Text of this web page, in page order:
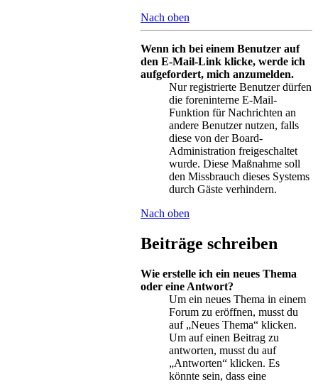
Nach oben
Wenn ich bei einem Benutzer auf
den E-Mail-Link klicke, werde ich
aufgefordert, mich anzumelden.
Nur registrierte Benutzer dürfen
die foreninterne E-Mail-
Funktion für Nachrichten an
andere Benutzer nutzen, falls
diese von der Board-
Administration freigeschaltet
wurde. Diese Maßnahme soll
den Missbrauch dieses Systems
durch Gäste verhindern.
Nach oben
Beiträge schreiben
Wie erstelle ich ein neues Thema
oder eine Antwort?
Um ein neues Thema in einem
Forum zu eröffnen, musst du
auf „Neues Thema“ klicken.
Um auf einen Beitrag zu
antworten, musst du auf
„Antworten“ klicken. Es
könnte sein, dass eine